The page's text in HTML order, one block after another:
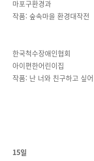
마포구환경과
작품: 숲속마을 환경대작전
한국척수장애인협회
아이편한어린이집
작품: 난 너와 친구하고 싶어
15일